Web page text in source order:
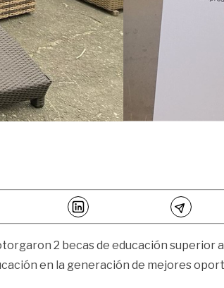
2 becas de educación
en la generación de mejores